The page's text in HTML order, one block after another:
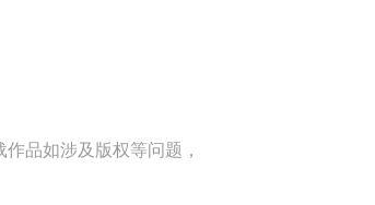
品如涉及版权等问题，